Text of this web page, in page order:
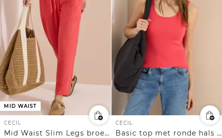
MID WAIST
CECIL
Mid Waist Slim Legs broek in Loose Fit
CECIL
Basic top met ronde hals gemaakt van katoen